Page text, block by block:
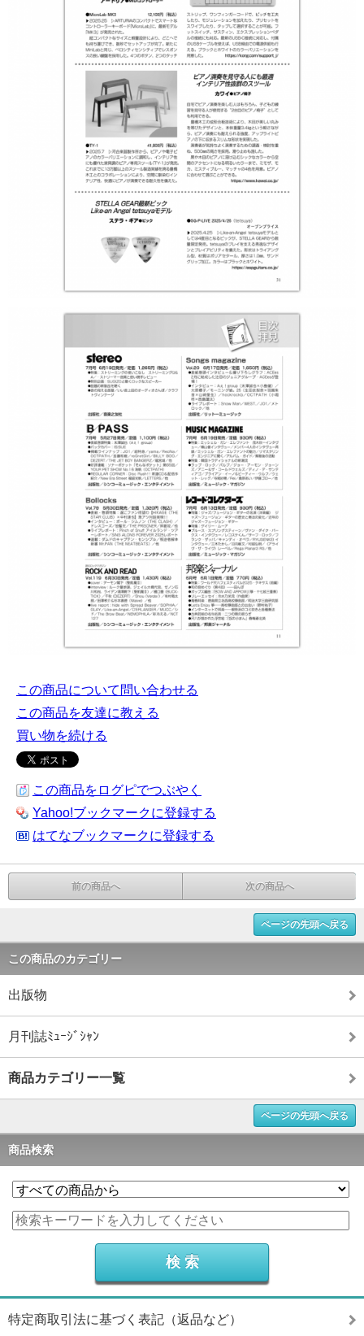
この商品について問い合わせる
この商品を友達に教える
買い物を続ける
この商品をログピでつぶやく
Yahoo!ブックマークに登録する
はてなブックマークに登録する
前の商品へ 次の商品へ
ページの先頭へ戻る
この商品のカテゴリー
出版物
月刊誌ﾐｭｰｼﾞｼｬﾝ
商品カテゴリー一覧
ページの先頭へ戻る
商品検索
特定商取引法に基づく表記（返品など）